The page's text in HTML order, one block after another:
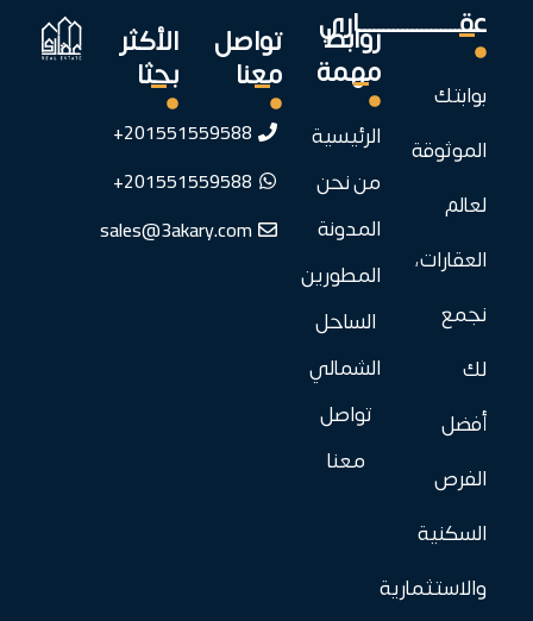
عقـــــــــــــــــــــاري
بوابتك
الموثوقة
لعالم
العقارات،
نجمع
لك
أفضل
الفرص
السكنية
والاستثمارية
روابط
مهمة
الرئيسية
من نحن
المدونة
المطورين
الساحل
الشمالي
تواصل
معنا
تواصل
معنا
201551559588+
201551559588+
sales@3akary.com
الأكثر
بحثا